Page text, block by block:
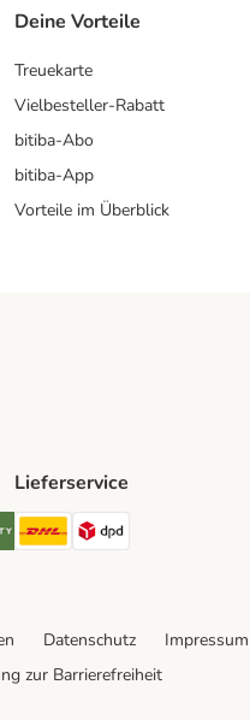
Deine Vorteile
Treuekarte
Vielbesteller-Rabatt
bitiba-Abo
bitiba-App
Vorteile im Überblick
Method
Payment Method
Lieferservice
DHL Shipping Method
Datenschutz Impressum
zur Barrierefreiheit